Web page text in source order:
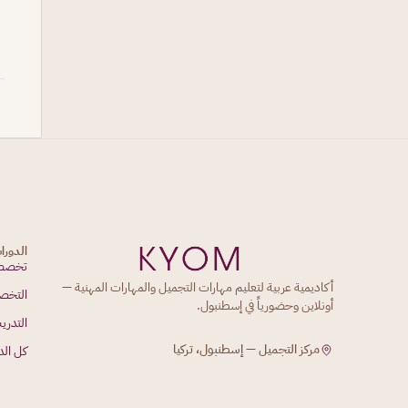
أكاديمية عربية لتعليم مهارات التجميل والمهارات المهنية —
أونلاين وحضورياً في إسطنبول.
مركز التجميل — إسطنبول، تركيا
كل